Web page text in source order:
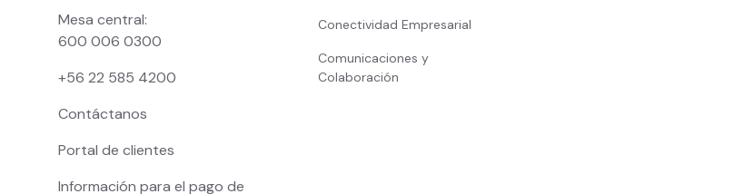
Mesa central:
600 006 0300
+56 22 585 4200
Contáctanos
Portal de clientes
Información para el pago de
Conectividad Empresarial
Comunicaciones y
Colaboración